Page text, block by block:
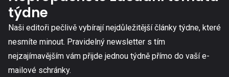
týdne
Naši editoři pečlivě vybírají nejdůležitější články týdne, které
nesmíte minout. Pravidelný newsletter s tím
nejzajímavějším vám přijde jednou týdně přímo do vaší e-
mailové schránky.